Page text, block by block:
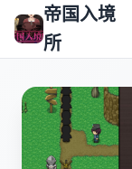
帝国入境
所